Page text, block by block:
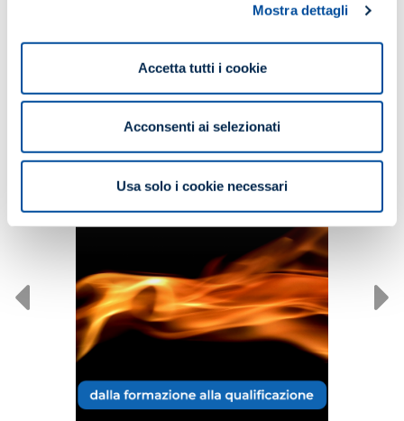
Mostra dettagli
Accetta tutti i cookie
Acconsenti ai selezionati
Usa solo i cookie necessari
Potrebbe interessarti anche...